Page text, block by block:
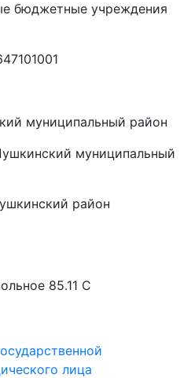
бюджетные учреждения
муниципальный район
муниципальный
район
85.11 C
лица